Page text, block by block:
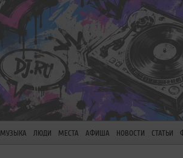
МУЗЫКА ЛЮДИ МЕСТА АФИША НОВОСТИ СТАТЬИ